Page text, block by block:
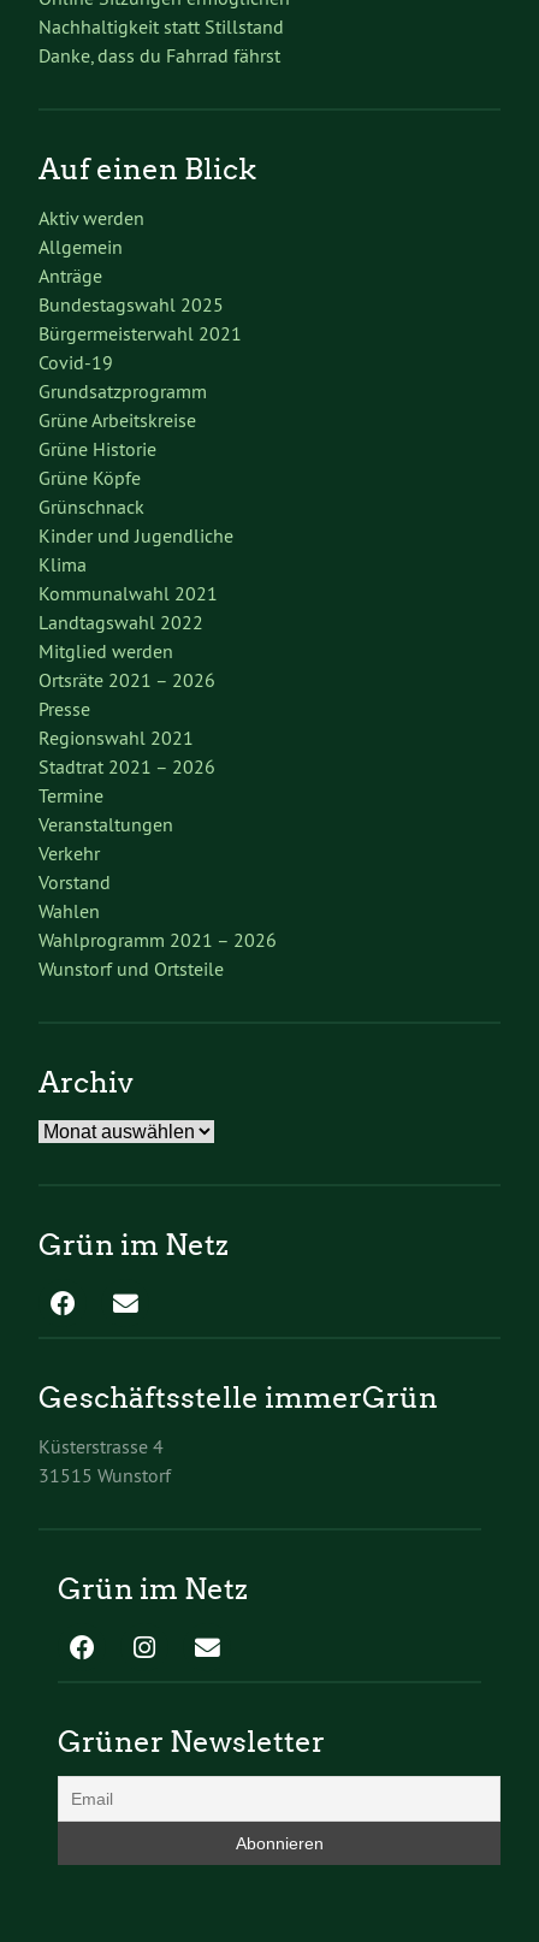
Nachhaltigkeit statt Stillstand
Danke, dass du Fahrrad fährst
Auf einen Blick
Aktiv werden
Allgemein
Anträge
Bundestagswahl 2025
Bürgermeisterwahl 2021
Covid-19
Grundsatzprogramm
Grüne Arbeitskreise
Grüne Historie
Grüne Köpfe
Grünschnack
Kinder und Jugendliche
Klima
Kommunalwahl 2021
Landtagswahl 2022
Mitglied werden
Ortsräte 2021 – 2026
Presse
Regionswahl 2021
Stadtrat 2021 – 2026
Termine
Veranstaltungen
Verkehr
Vorstand
Wahlen
Wahlprogramm 2021 – 2026
Wunstorf und Ortsteile
Archiv
Archiv
Grün im Netz
Geschäftsstelle immerGrün
Küsterstrasse 4
31515 Wunstorf
Grün im Netz
Grüner Newsletter